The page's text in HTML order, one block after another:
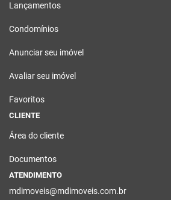
Lançamentos
Condomínios
Anunciar seu imóvel
Avaliar seu imóvel
Favoritos
CLIENTE
Área do cliente
Documentos
ATENDIMENTO
mdimoveis@mdimoveis.com.br